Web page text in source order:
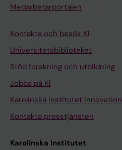
Medarbetarportalen
Kontakta och besök KI
Universitetsbiblioteket
Stöd forskning och utbildning
Jobba på KI
Karolinska Institutet Innovation
Kontakta presstjänsten
Karolinska Institutet